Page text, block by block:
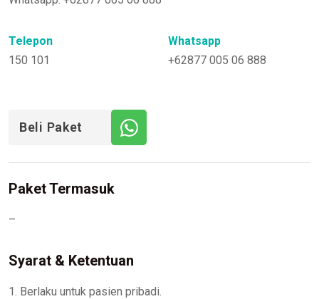
Telepon
150 101
Whatsapp
+62877 005 06 888
Beli Paket
Paket Termasuk
–
Syarat & Ketentuan
1. Berlaku untuk pasien pribadi.